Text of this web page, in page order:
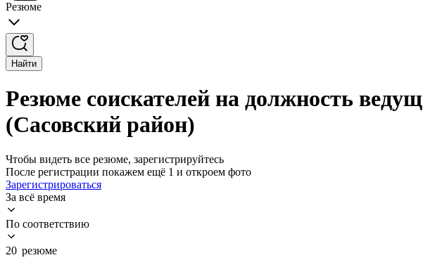
Резюме
Найти
Резюме соискателей на должность
(Сасовский район)
Чтобы видеть все резюме, зарегистрируйтесь
После регистрации покажем ещё 1 и откроем фото
Зарегистрироваться
За всё время
По соответствию
20 резюме